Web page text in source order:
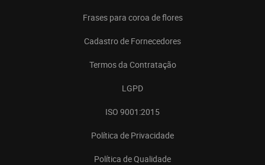
Frases para coroa de flores
Cadastro de Fornecedores
Termos da Contratação
LGPD
ISO 9001:2015
Política de Privacidade
Política de Qualidade